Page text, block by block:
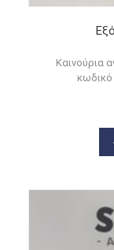
Καινούρια
κωδικό